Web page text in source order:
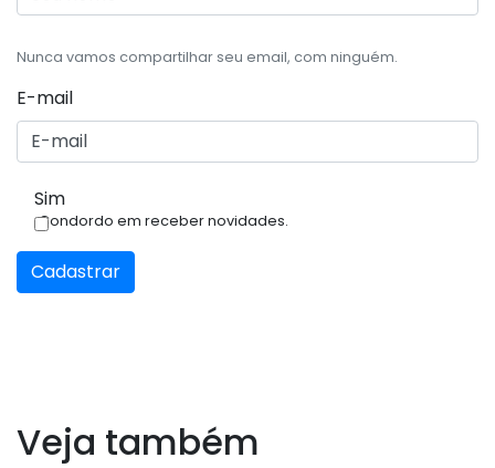
Nunca vamos compartilhar seu email, com ninguém.
E-mail
Sim
Condordo em receber novidades.
Cadastrar
Veja também